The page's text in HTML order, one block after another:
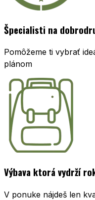
Špecialisti na
Pomôžeme ti vybrať
plánom
Výbava ktorá vydrží
V ponuke nájdeš len